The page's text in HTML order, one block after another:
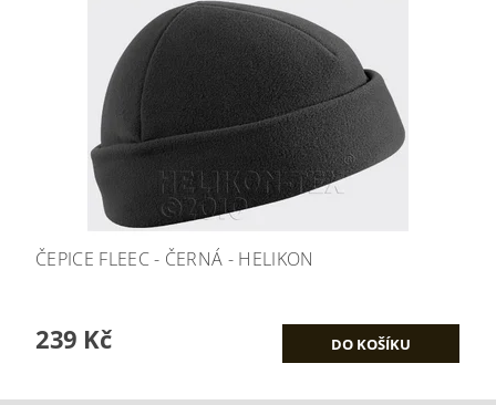
ČEPICE FLEEC - ČERNÁ - HELIKON
239 Kč